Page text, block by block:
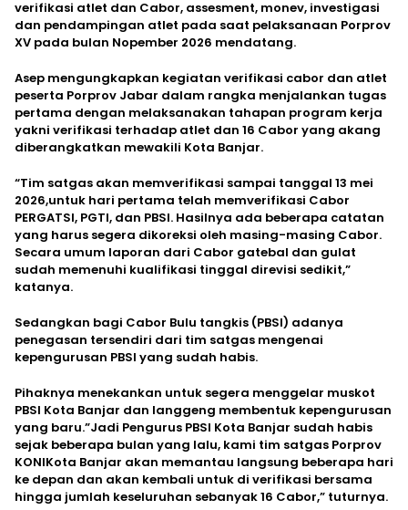
verifikasi atlet dan Cabor, assesment, monev, investigasi
dan pendampingan atlet pada saat pelaksanaan Porprov
XV pada bulan Nopember 2026 mendatang.
Asep mengungkapkan kegiatan verifikasi cabor dan atlet
peserta Porprov Jabar dalam rangka menjalankan tugas
pertama dengan melaksanakan tahapan program kerja
yakni verifikasi terhadap atlet dan 16 Cabor yang akang
diberangkatkan mewakili Kota Banjar.
“Tim satgas akan memverifikasi sampai tanggal 13 mei
2026,untuk hari pertama telah memverifikasi Cabor
PERGATSI, PGTI, dan PBSI. Hasilnya ada beberapa catatan
yang harus segera dikoreksi oleh masing-masing Cabor.
Secara umum laporan dari Cabor gatebal dan gulat
sudah memenuhi kualifikasi tinggal direvisi sedikit,”
katanya.
Sedangkan bagi Cabor Bulu tangkis (PBSI) adanya
penegasan tersendiri dari tim satgas mengenai
kepengurusan PBSI yang sudah habis.
Pihaknya menekankan untuk segera menggelar muskot
PBSI Kota Banjar dan langgeng membentuk kepengurusan
yang baru.”Jadi Pengurus PBSI Kota Banjar sudah habis
sejak beberapa bulan yang lalu, kami tim satgas Porprov
KONIKota Banjar akan memantau langsung beberapa hari
ke depan dan akan kembali untuk di verifikasi bersama
hingga jumlah keseluruhan sebanyak 16 Cabor,” tuturnya.